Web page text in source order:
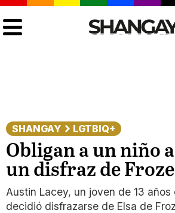
SHANGAY LGTBIQ+
Obligan a un niño
un disfraz de
Austin Lacey, un joven de 13 años
decidió disfrazarse de Elsa de